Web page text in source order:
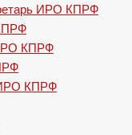
ИРО КПРФ
КПРФ
КПРФ